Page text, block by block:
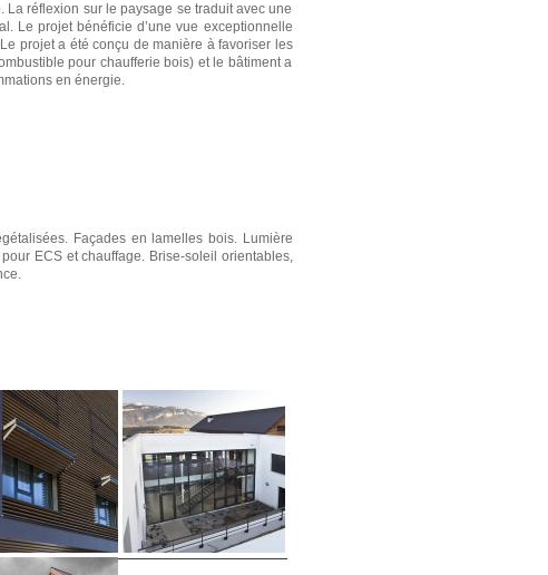
réflexion sur le paysage se traduit avec une
Le projet bénéficie d’une vue exceptionnelle
projet a été conçu de manière à favoriser les
pour chaufferie bois) et le bâtiment a
en énergie.
Façades en lamelles bois. Lumière
ECS et chauffage. Brise-soleil orientables,